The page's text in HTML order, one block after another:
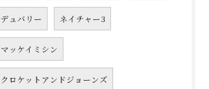
デュバリー ネイチャー3
マッケイミシン
クロケットアンドジョーンズ